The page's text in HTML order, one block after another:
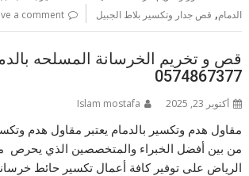
الدمام, قص جدار وتكسير بلاط الجبيل a comment
قص و تخريم الخرسانة المسلحه
0574867377
أكتوبر 23, 2025 Islam mostafa
مقاول هدم وتكسير بالدمام يعتبر مقاول هدم
من بين أفضل الخبراء والمتخصصين الذي يحرص
الرياض على توفير كافة أعمال تكسير حائط